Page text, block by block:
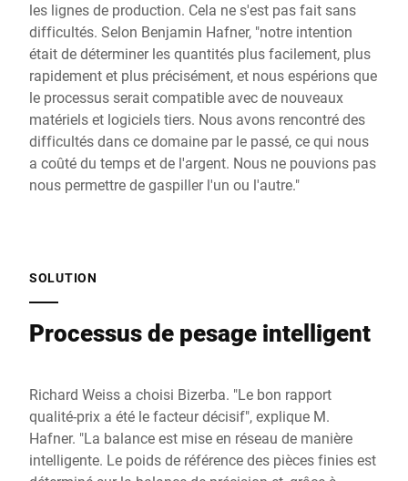
les lignes de production. Cela ne s'est pas fait sans
difficultés. Selon Benjamin Hafner, "notre intention
était de déterminer les quantités plus facilement, plus
rapidement et plus précisément, et nous espérions que
le processus serait compatible avec de nouveaux
matériels et logiciels tiers. Nous avons rencontré des
difficultés dans ce domaine par le passé, ce qui nous
a coûté du temps et de l'argent. Nous ne pouvions pas
nous permettre de gaspiller l'un ou l'autre."
SOLUTION
Processus de pesage intelligent
Richard Weiss a choisi Bizerba. "Le bon rapport
qualité-prix a été le facteur décisif", explique M.
Hafner. "La balance est mise en réseau de manière
intelligente. Le poids de référence des pièces finies est